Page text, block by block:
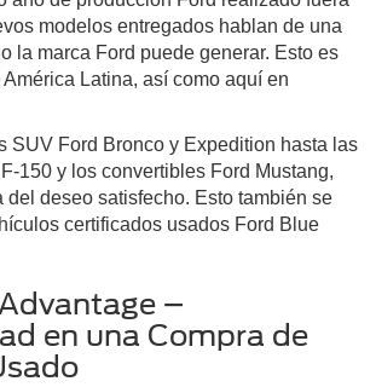
modelos entregados hablan de una
la marca Ford puede generar. Esto es
Latina, así como aquí en
SUV Ford Bronco y Expedition hasta las
150 y los convertibles Ford Mustang,
del deseo satisfecho. Esto también se
certificados usados Ford Blue
–
en una Compra de